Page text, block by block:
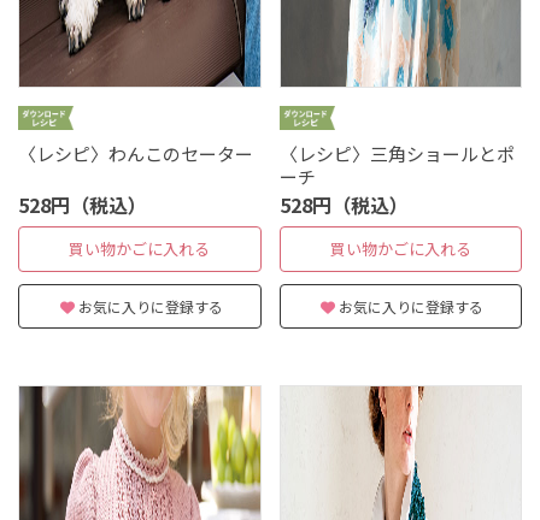
〈レシピ〉わんこのセーター
528円（税込）
買い物かごに入れる
お気に入りに登録する
〈レシピ〉三角ショールとポ
ーチ
528円（税込）
買い物かごに入れる
お気に入りに登録する